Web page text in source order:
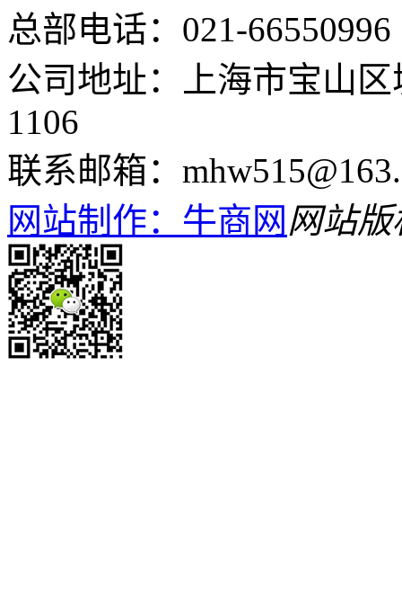
总部电话： 021-66550996
公司地址：上海市宝山
1106
联系邮箱：
网站制作：牛商网 网站版